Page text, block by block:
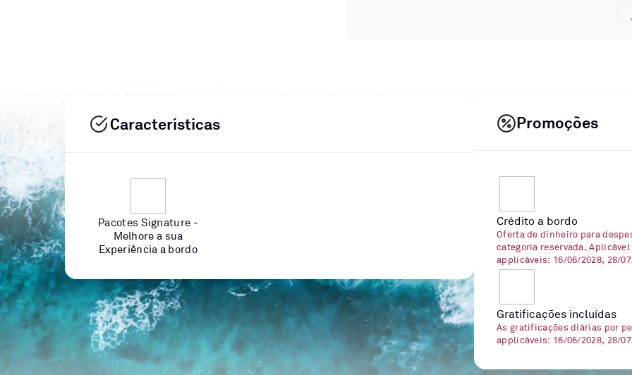
Características
Pacotes Signature -
Melhore a sua
Experiência a bordo
Promoções
Crédito a bordo
Oferta de dinheiro para
categoria reservada.
applicáveis: 16/06/2028, 28/
Gratificações incluídas
As gratificações diárias por
applicáveis: 16/06/2028, 28/